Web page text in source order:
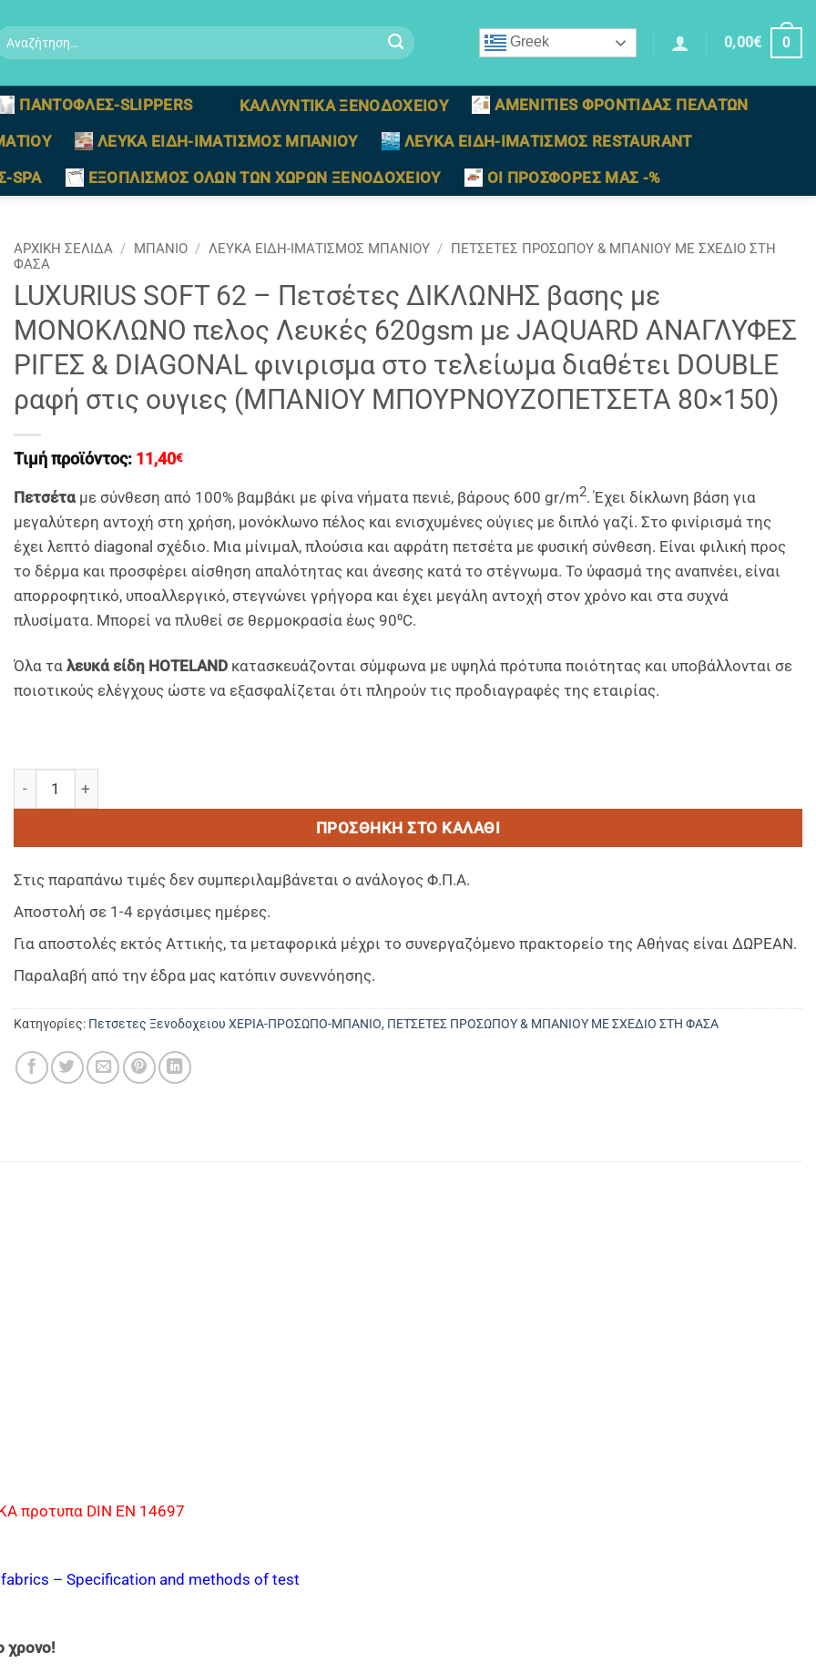
Greek 0,00€ 0
ΠΑΝΤΟΦΛΕΣ-SLIPPERS ΚΑΛΛΥΝΤΙΚΑ ΞΕΝΟΔΟΧΕΙΟΥ
AMENITIES ΦΡΟΝΤΙΔΑΣ ΠΕΛΑΤΩΝ
ΛΕΥΚΑ ΕΙΔΗ-ΙΜΑΤΙΣΜΟΣ ΜΠΑΝΙΟΥ
ΛΕΥΚΑ ΕΙΔΗ-ΙΜΑΤΙΣΜΟΣ RESTAURANT
SPA
ΕΞΟΠΛΙΣΜΟΣ ΟΛΩΝ ΤΩΝ ΧΩΡΩΝ ΞΕΝΟΔΟΧΕΙΟΥ ΟΙ ΠΡΟΣΦΟΡΕΣ ΜΑΣ -%
ΑΡΧΙΚΉ ΣΕΛΊΔΑ / ΜΠΑΝΙΟ / ΛΕΥΚΑ ΕΙΔΗ-ΙΜΑΤΙΣΜΟΣ ΜΠΑΝΙΟΥ / ΠΕΤΣΕΤΕΣ ΠΡΟΣΩΠΟΥ & ΜΠΑΝΙΟΥ ΜΕ ΣΧΕΔΙΟ ΣΤΗ
ΦΑΣΑ
LUXURIUS SOFT 62 – Πετσέτες ΔΙΚΛΩΝΗΣ βασης με
ΜΟΝΟΚΛΩΝΟ πελος Λευκές 620gsm με JAQUARD ΑΝΑΓΛΥΦΕΣ
ΡΙΓΕΣ & DIAGONAL φινιρισμα στο τελείωμα διαθέτει DOUBLE
ραφή στις ουγιες (ΜΠΑΝΙΟΥ ΜΠΟΥΡΝΟΥΖΟΠΕΤΣΕΤΑ 80×150)
Τιμή προϊόντος: 11,40€
Πετσέταμε σύνθεση από 100% βαμβάκι με φίνα νήματα πενιέ, βάρους 600 gr/m2. Έχει δίκλωνη βάση για
μεγαλύτερη αντοχή στη χρήση, μονόκλωνο πέλος και ενισχυμένες ούγιες με διπλό γαζί. Στο φινίρισμά της
έχει λεπτό diagonal σχέδιο. Μια μίνιμαλ, πλούσια και αφράτη πετσέτα με φυσική σύνθεση. Είναι φιλική προς
το δέρμα και προσφέρει αίσθηση απαλότητας και άνεσης κατά το στέγνωμα. Το ύφασμά της αναπνέει, είναι
απορροφητικό, υποαλλεργικό, στεγνώνει γρήγορα και έχει μεγάλη αντοχή στον χρόνο και στα συχνά
πλυσίματα. Μπορεί να πλυθεί σε θερμοκρασία έως 90⁰C.
Όλα τα λευκά είδη HOTELAND κατασκευάζονται σύμφωνα με υψηλά πρότυπα ποιότητας και υποβάλλονται σε
ποιοτικούς ελέγχους ώστε να εξασφαλίζεται ότι πληρούν τις προδιαγραφές της εταιρίας.
LUXURIUS SOFT 62 – Πετσέτες ΔΙΚΛΩΝΗΣ βασης με ΜΟΝΟΚΛΩΝΟ πελος Λευκές 620gsm με JAQUARD ΑΝΑΓΛΥΦΕΣ
ΠΡΟΣΘΉΚΗ ΣΤΟ ΚΑΛΆΘΙ
Στις παραπάνω τιμές δεν συμπεριλαμβάνεται ο ανάλογος Φ.Π.Α.
Αποστολή σε 1-4 εργάσιμες ημέρες.
Για αποστολές εκτός Αττικής, τα μεταφορικά μέχρι το συνεργαζόμενο πρακτορείο της Αθήνας είναι ΔΩΡΕΑΝ.
Παραλαβή από την έδρα μας κατόπιν συνεννόησης.
Κατηγορίες: Πετσετες Ξενοδοχειου ΧΕΡΙΑ-ΠΡΟΣΩΠΟ-ΜΠΑΝΙΟ, ΠΕΤΣΕΤΕΣ ΠΡΟΣΩΠΟΥ & ΜΠΑΝΙΟΥ ΜΕ ΣΧΕΔΙΟ ΣΤΗ ΦΑΣΑ
προτυπα DIN EN 14697
– Specification and methods of test
χρονο!